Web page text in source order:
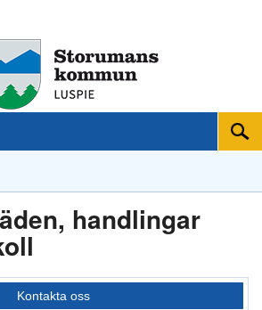
Sök
handlingar
Kontakta oss